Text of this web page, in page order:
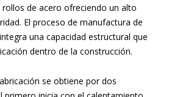
de acero ofreciendo un alto
El proceso de manufactura de
una capacidad estructural que
dentro de la construcción.
se obtiene por dos